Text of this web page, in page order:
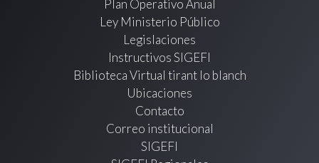
Plan Operativo Anual
Ley Ministerio Público
Legislaciones
Instructivos SIGEFI
Biblioteca Virtual tirant lo blanch
Ubicaciones
Contacto
Correo institucional
SIGEFI